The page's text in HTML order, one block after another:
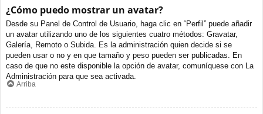
¿Cómo puedo mostrar un avatar?
Desde su Panel de Control de Usuario, haga clic en “Perfil” puede añadir
un avatar utilizando uno de los siguientes cuatro métodos: Gravatar,
Galería, Remoto o Subida. Es la administración quien decide si se
pueden usar o no y en que tamaño y peso pueden ser publicadas. En
caso de que no este disponible la opción de avatar, comuníquese con La
Administración para que sea activada.
Arriba